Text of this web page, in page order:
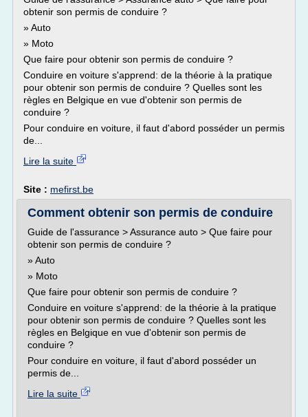
obtenir son permis de conduire ?
» Auto
» Moto
Que faire pour obtenir son permis de conduire ?
Conduire en voiture s'apprend: de la théorie à la pratique
pour obtenir son permis de conduire ? Quelles sont les
règles en Belgique en vue d'obtenir son permis de
conduire ?
Pour conduire en voiture, il faut d'abord posséder un permis
de...
Lire la suite
Site : mefirst.be
Comment obtenir son permis de conduire
Guide de l'assurance > Assurance auto > Que faire pour
obtenir son permis de conduire ?
» Auto
» Moto
Que faire pour obtenir son permis de conduire ?
Conduire en voiture s'apprend: de la théorie à la pratique
pour obtenir son permis de conduire ? Quelles sont les
règles en Belgique en vue d'obtenir son permis de
conduire ?
Pour conduire en voiture, il faut d'abord posséder un
permis de...
Lire la suite